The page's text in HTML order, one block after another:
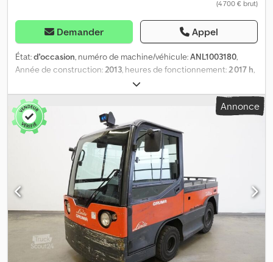
(4 700 € brut)
Demander Appel
État:d'occasion, numéro de machine/véhicule:ANL1003180,
Année de construction:2013, heures de fonctionnement:2 017 h,
, capacité de la batterie:
tension de la batterie:48 V, taille du pneu avant:4.00-8, taille de
pneu arrière:
, longueur totale:1 730
mm, largeur totale: 996 mm , carburant:
batterie - Prise pour véhicule REMA 160A - Remplacement de la
batterie en position verticale - Convertisseur de tension - Cabine
complète - Sans chauffage - Système d'éclairage avec feux de
stationnement et de route, feux de freinage et clignotants -
Attelage : Rockinger 244U35, n° : 5869348, hauteur 440 mm -
Rétroviseur panoramique - Contrôle d'accès : LFM-RFID - Siège
conducteur standard (simili cuir) - Pédale unique - Attelage
rallongé de 250 mm Dkodoznn Txjpfx Acqor - Grille de protection
pare-brise (partielle) - Prise 12 V à l'arrière pour remorque -
Ventilation du pare-brise Réf : ANL1003180
Annonce